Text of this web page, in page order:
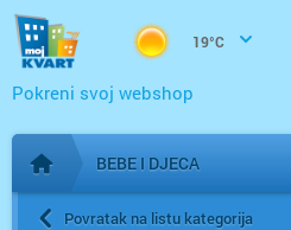
19°C
Pokreni svoj webshop
Početna stranica
BEBE I DJECA
Povratak na listu kategorija